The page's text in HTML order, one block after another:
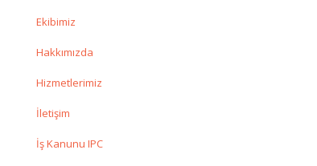
Ekibimiz
Hakkımızda
Hizmetlerimiz
İletişim
İş Kanunu IPC